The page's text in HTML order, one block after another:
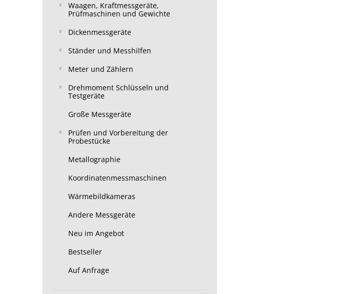
Waagen, Kraftmessgeräte,
Prüfmaschinen und Gewichte
Dickenmessgeräte
Ständer und Messhilfen
Meter und Zählern
Drehmoment Schlüsseln und
Testgeräte
Große Messgeräte
Prüfen und Vorbereitung der
Probestücke
Metallographie
Koordinatenmessmaschinen
Wärmebildkameras
Andere Messgeräte
Neu im Angebot
Bestseller
Auf Anfrage